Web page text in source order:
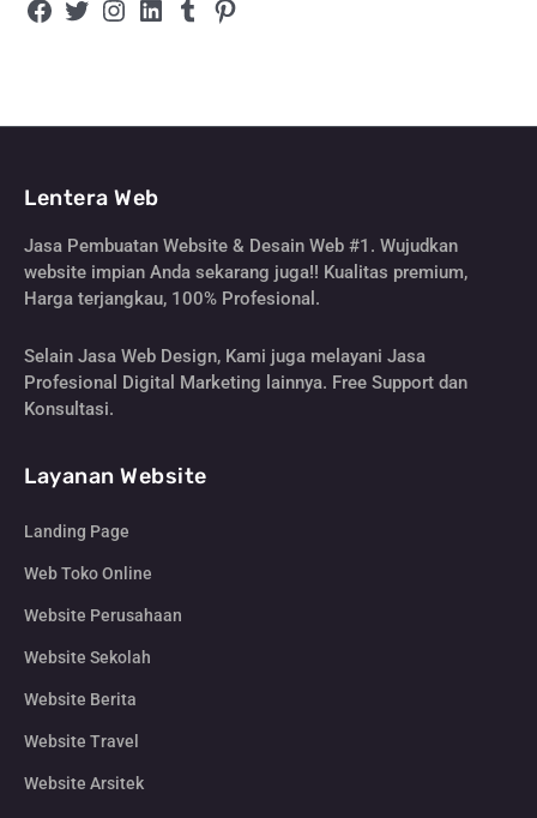
Lentera Web
Jasa Pembuatan Website & Desain Web #1. Wujudkan
website impian Anda sekarang juga!! Kualitas premium,
Harga terjangkau, 100% Profesional.
Selain Jasa Web Design, Kami juga melayani Jasa
Profesional Digital Marketing lainnya. Free Support dan
Konsultasi.
Layanan Website
Landing Page
Web Toko Online
Website Perusahaan
Website Sekolah
Website Berita
Website Travel
Website Arsitek